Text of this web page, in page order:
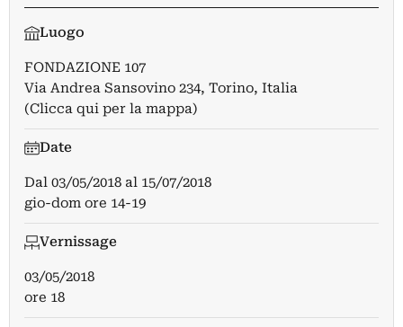
Luogo
FONDAZIONE 107
Via Andrea Sansovino 234, Torino, Italia
(Clicca qui per la mappa)
Date
Dal 03/05/2018 al 15/07/2018
gio-dom ore 14-19
Vernissage
03/05/2018
ore 18